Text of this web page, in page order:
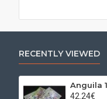
RECENTLY VIEWED
42.24€